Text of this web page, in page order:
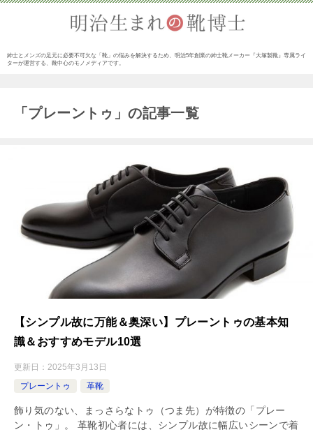
紳士とメンズの足元に必要不可欠な「靴」の悩みを解決するため、明治5年創業の紳士靴メーカー『大塚製靴』専属ライ
ターが運営する、靴中心のモノメディアです。
「プレーントゥ」の記事一覧
【シンプル故に万能＆奥深い】プレーントゥの基本知
識＆おすすめモデル10選
更新日： 2025年3月13日
プレーントゥ
革靴
飾り気のない、まっさらなトゥ（つま先）が特徴の「プレー
ン・トゥ」。 革靴初心者には、シンプル故に幅広いシーンで着